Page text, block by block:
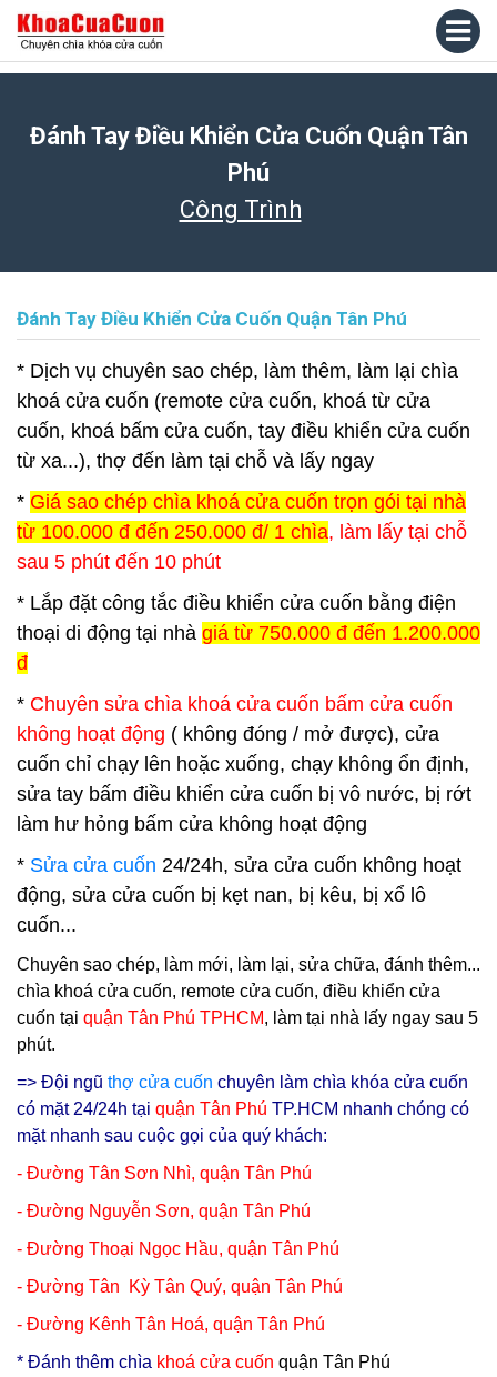
Đánh Tay Điều Khiển Cửa Cuốn Quận Tân
Phú
Công Trình
Đánh Tay Điều Khiển Cửa Cuốn Quận Tân Phú
* Dịch vụ chuyên sao chép, làm thêm, làm lại chìa
khoá cửa cuốn (remote cửa cuốn, khoá từ cửa
cuốn, khoá bấm cửa cuốn, tay điều khiển cửa cuốn
từ xa...), thợ đến làm tại chỗ và lấy ngay
* Giá sao chép chìa khoá cửa cuốn trọn gói tại nhà
từ 100.000 đ đến 250.000 đ/ 1 chìa, làm lấy tại chỗ
sau 5 phút đến 10 phút
* Lắp đặt công tắc điều khiển cửa cuốn bằng điện
thoại di động tại nhà giá từ 750.000 đ đến 1.200.000
đ
* Chuyên sửa chìa khoá cửa cuốn bấm cửa cuốn
không hoạt động ( không đóng / mở được), cửa
cuốn chỉ chạy lên hoặc xuống, chạy không ổn định,
sửa tay bấm điều khiển cửa cuốn bị vô nước, bị rớt
làm hư hỏng bấm cửa không hoạt động
* Sửa cửa cuốn 24/24h, sửa cửa cuốn không hoạt
động, sửa cửa cuốn bị kẹt nan, bị kêu, bị xổ lô
cuốn...
Chuyên sao chép, làm mới, làm lại, sửa chữa, đánh thêm...
chìa khoá cửa cuốn, remote cửa cuốn, điều khiển cửa
cuốn tại quận Tân Phú TPHCM, làm tại nhà lấy ngay sau 5
phút.
=> Đội ngũ thợ cửa cuốn chuyên làm chìa khóa cửa cuốn
có mặt 24/24h tại quận Tân Phú TP.HCM nhanh chóng có
mặt nhanh sau cuộc gọi của quý khách:
- Đường Tân Sơn Nhì, quận Tân Phú
- Đường Nguyễn Sơn, quận Tân Phú
- Đường Thoại Ngọc Hầu, quận Tân Phú
- Đường Tân Kỳ Tân Quý, quận Tân Phú
- Đường Kênh Tân Hoá, quận Tân Phú
* Đánh thêm chìa khoá cửa cuốn quận Tân Phú